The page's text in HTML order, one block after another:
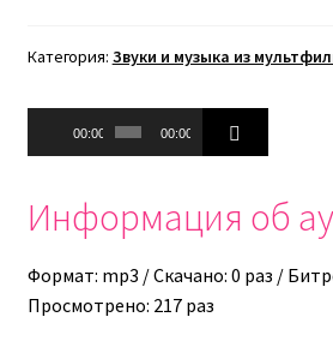
Категория: Звуки и музыка из
Аудиоплеер
00:00 00:00
Информация об
Формат: mp3 / Скачано: 0 раз /
Просмотрено: 217 раз